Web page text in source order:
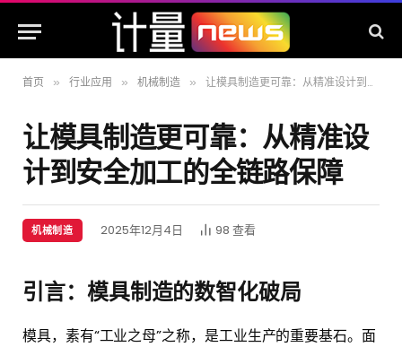
首页 » 行业应用 » 机械制造 » 让模具制造更可靠：从精准设计到安全加工的全链路保障
让模具制造更可靠：从精准设
计到安全加工的全链路保障
机械制造 2025年12月4日 98 查看
引言：模具制造的数智化破局
模具，素有“工业之母”之称，是工业生产的重要基石。面